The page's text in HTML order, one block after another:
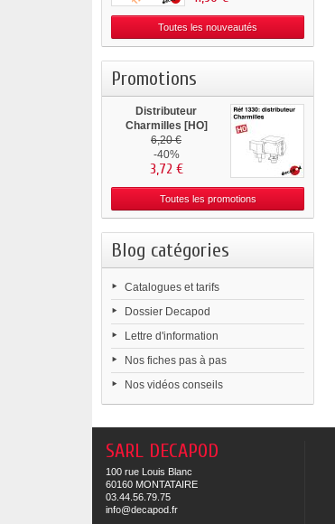
Toutes les nouveautés
Promotions
Distributeur
Charmilles [HO]
6,20 €
-40%
3,72 €
Toutes les promotions
Blog catégories
Catalogues et tarifs
Dossier Decapod
Lettre d'information
Nos fiches pas à pas
Nos vidéos conseils
SARL DECAPOD
100 rue Louis Blanc
60160 MONTATAIRE
03.44.56.79.75
info@decapod.fr